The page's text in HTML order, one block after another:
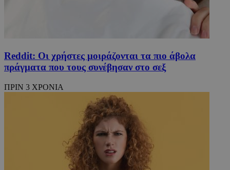
Reddit: Οι χρήστες μοιράζονται τα πιο άβολα
πράγματα που τους συνέβησαν στο σεξ
ΠΡΙΝ 3 ΧΡΟΝΙΑ